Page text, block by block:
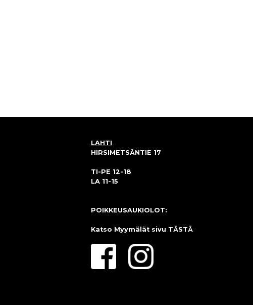
LAHTI
HIRSIMETSÄNTIE 17
TI-PE 12-18
LA 11-15
POIKKEUSAUKIOLOT:
Katso Myymälät sivu TÄSTÄ